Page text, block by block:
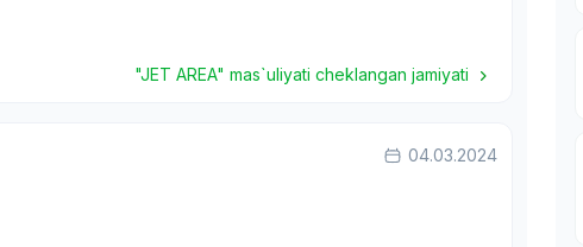
"JET AREA" mas`uliyati cheklangan jamiyati
04.03.2024